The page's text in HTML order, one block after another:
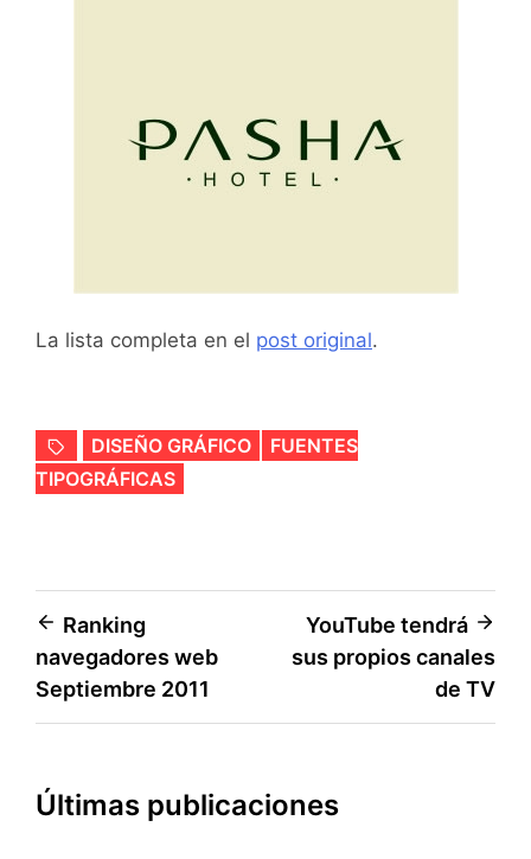
La lista completa en el post original.
DISEÑO GRÁFICO
FUENTES
TIPOGRÁFICAS
Navegación
de
entradas
Ranking
navegadores web
Septiembre 2011
YouTube tendrá
sus propios canales
de TV
Últimas publicaciones